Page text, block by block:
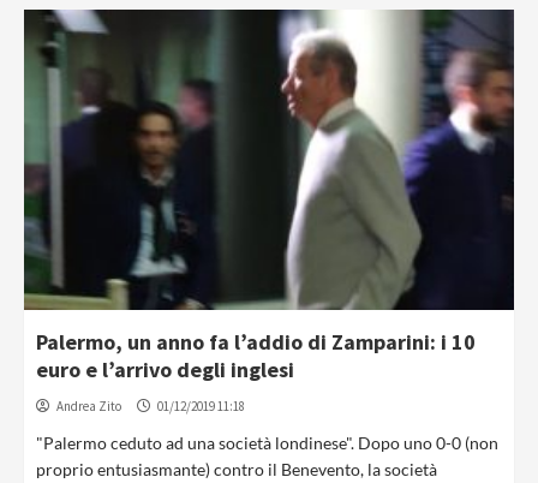
Palermo, un anno fa l’addio di Zamparini: i 10
euro e l’arrivo degli inglesi
Andrea Zito 01/12/2019 11:18
"Palermo ceduto ad una società londinese". Dopo uno 0-0 (non
proprio entusiasmante) contro il Benevento, la società